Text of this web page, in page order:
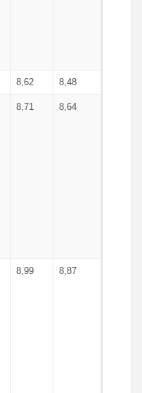
8,62 8,48
8,71 8,64
8,99 8,87